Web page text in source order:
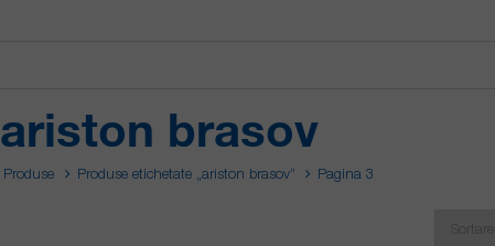
ariston brasov
Produse Produse etichetate „ariston brasov” Pagina 3